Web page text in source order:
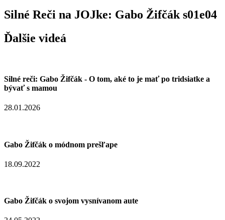
Silné Reči na JOJke: Gabo Žifčák s01e04
Ďalšie videá
Silné reči: Gabo Žifčák - O tom, aké to je mať po tridsiatke a
bývať s mamou
28.01.2026
Gabo Žifčák o módnom prešľape
18.09.2022
Gabo Žifčák o svojom vysnívanom aute